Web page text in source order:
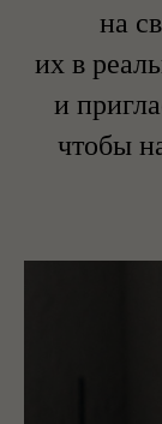
на
их в
и
чтобы